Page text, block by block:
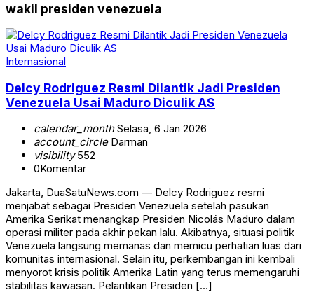
wakil presiden venezuela
Internasional
Delcy Rodriguez Resmi Dilantik Jadi Presiden
Venezuela Usai Maduro Diculik AS
calendar_monthSelasa, 6 Jan 2026
account_circleDarman
visibility552
0Komentar
Jakarta, DuaSatuNews.com — Delcy Rodriguez resmi
menjabat sebagai Presiden Venezuela setelah pasukan
Amerika Serikat menangkap Presiden Nicolás Maduro dalam
operasi militer pada akhir pekan lalu. Akibatnya, situasi politik
Venezuela langsung memanas dan memicu perhatian luas dari
komunitas internasional. Selain itu, perkembangan ini kembali
menyorot krisis politik Amerika Latin yang terus memengaruhi
stabilitas kawasan. Pelantikan Presiden […]